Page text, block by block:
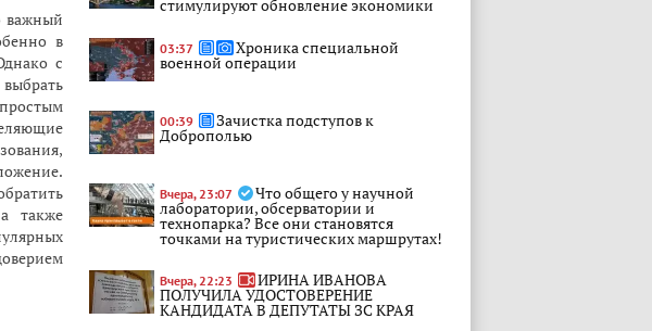
важный
в
с
также
стимулируют обновление экономики
03:37 Хроника специальной
военной операции
00:39 Зачистка подступов к
Доброполью
Вчера, 23:07 Что общего у научной
лаборатории, обсерватории и
технопарка? Все они становятся
точками на туристических маршрутах!
Вчера, 22:23 ИРИНА ИВАНОВА
ПОЛУЧИЛА УДОСТОВЕРЕНИЕ
КАНДИДАТА В ДЕПУТАТЫ ЗС КРАЯ